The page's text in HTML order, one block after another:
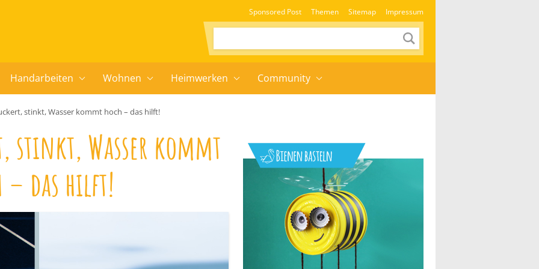
Sponsored Post Themen Sitemap Impressum
Handarbeiten Wohnen Heimwerken Community
stinkt, Wasser kommt hoch – das hilft!
stinkt, Wasser kommt
– das hilft!